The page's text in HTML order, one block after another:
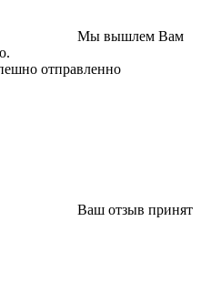
Мы вышлем Вам
отправленно
Ваш отзыв принят